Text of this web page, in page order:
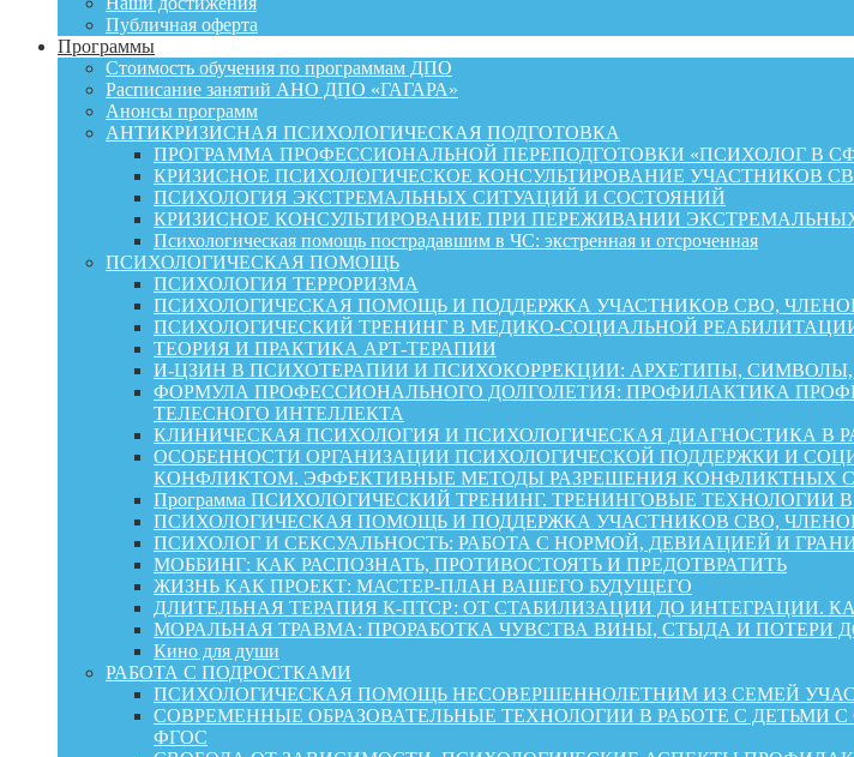
Публичная оферта
Программы
Стоимость обучения по программам ДПО
Расписание занятий АНО ДПО «ГАГАРА»
Анонсы программ
АНТИКРИЗИСНАЯ ПСИХОЛОГИЧЕСКАЯ ПОДГОТОВКА
ПРОГРАММА ПРОФЕССИОНАЛЬНОЙ ПЕРЕПОДГОТОВКИ «ПСИХОЛОГ В
КРИЗИСНОЕ ПСИХОЛОГИЧЕСКОЕ КОНСУЛЬТИРОВАНИЕ УЧАСТНИКОВ
ПСИХОЛОГИЯ ЭКСТРЕМАЛЬНЫХ СИТУАЦИЙ И СОСТОЯНИЙ
КРИЗИСНОЕ КОНСУЛЬТИРОВАНИЕ ПРИ ПЕРЕЖИВАНИИ
Психологическая помощь пострадавшим в ЧС: экстренная и отсроченная
ПСИХОЛОГИЧЕСКАЯ ПОМОЩЬ
ПСИХОЛОГИЯ ТЕРРОРИЗМА
ПСИХОЛОГИЧЕСКАЯ ПОМОЩЬ И ПОДДЕРЖКА УЧАСТНИКОВ СВО, ЧЛЕНОВ
ПСИХОЛОГИЧЕСКИЙ ТРЕНИНГ В МЕДИКО-СОЦИАЛЬНОЙ
ТЕОРИЯ И ПРАКТИКА АРТ-ТЕРАПИИ
И-ЦЗИН В ПСИХОТЕРАПИИ И ПСИХОКОРРЕКЦИИ: АРХЕТИПЫ,
ФОРМУЛА ПРОФЕССИОНАЛЬНОГО ДОЛГОЛЕТИЯ: ПРОФИЛАКТИКА
ТЕЛЕСНОГО ИНТЕЛЛЕКТА
КЛИНИЧЕСКАЯ ПСИХОЛОГИЯ И ПСИХОЛОГИЧЕСКАЯ ДИАГНОСТИКА В
ОСОБЕННОСТИ ОРГАНИЗАЦИИ ПСИХОЛОГИЧЕСКОЙ ПОДДЕРЖКИ И
КОНФЛИКТОМ. ЭФФЕКТИВНЫЕ МЕТОДЫ РАЗРЕШЕНИЯ КОНФЛИКТНЫХ
Программа ПСИХОЛОГИЧЕСКИЙ ТРЕНИНГ. ТРЕНИНГОВЫЕ ТЕХНОЛОГИИ
ПСИХОЛОГИЧЕСКАЯ ПОМОЩЬ И ПОДДЕРЖКА УЧАСТНИКОВ СВО, ЧЛЕНОВ
ПСИХОЛОГ И СЕКСУАЛЬНОСТЬ: РАБОТА С НОРМОЙ, ДЕВИАЦИЕЙ И
МОББИНГ: КАК РАСПОЗНАТЬ, ПРОТИВОСТОЯТЬ И ПРЕДОТВРАТИТЬ
ЖИЗНЬ КАК ПРОЕКТ: МАСТЕР‑ПЛАН ВАШЕГО БУДУЩЕГО
ДЛИТЕЛЬНАЯ ТЕРАПИЯ К-ПТСР: ОТ СТАБИЛИЗАЦИИ ДО ИНТЕГРАЦИИ.
МОРАЛЬНАЯ ТРАВМА: ПРОРАБОТКА ЧУВСТВА ВИНЫ, СТЫДА И ПОТЕРИ
Кино для души
РАБОТА С ПОДРОСТКАМИ
ПСИХОЛОГИЧЕСКАЯ ПОМОЩЬ НЕСОВЕРШЕННОЛЕТНИМ ИЗ СЕМЕЙ
СОВРЕМЕННЫЕ ОБРАЗОВАТЕЛЬНЫЕ ТЕХНОЛОГИИ В РАБОТЕ С
ФГОС